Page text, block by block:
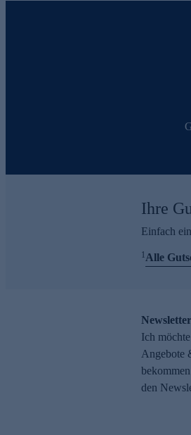
Ihre
Einfach
1Alle
Ich
Angebote
den